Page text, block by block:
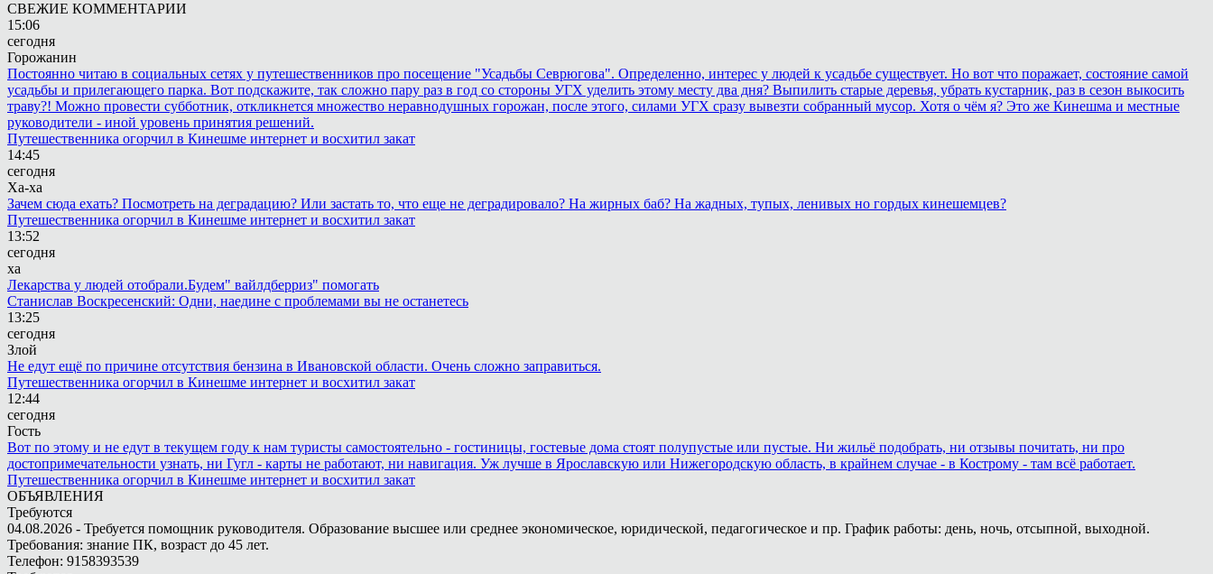
СВЕЖИЕ КОММЕНТАРИИ
15:06
сегодня
Горожанин
Постоянно читаю в социальных сетях у путешественников про посещение "Усадьбы Севрюгова". Определенно, интерес у людей к усадьбе существует. Но вот что поражает, состояние самой
усадьбы и прилегающего парка. Вот подскажите, так сложно пару раз в год со стороны УГХ уделить этому месту два дня? Выпилить старые деревья, убрать кустарник, раз в сезон выкосить
траву?! Можно провести субботник, откликнется множество неравнодушных горожан, после этого, силами УГХ сразу вывезти собранный мусор. Хотя о чём я? Это же Кинешма и местные
руководители - иной уровень принятия решений.
Путешественника огорчил в Кинешме интернет и восхитил закат
14:45
сегодня
Ха-ха
Зачем сюда ехать? Посмотреть на деградацию? Или застать то, что еще не деградировало? На жирных баб? На жадных, тупых, ленивых но гордых кинешемцев?
Путешественника огорчил в Кинешме интернет и восхитил закат
13:52
сегодня
ха
Лекарства у людей отобрали.Будем" вайлдберриз" помогать
Станислав Воскресенский: Одни, наедине с проблемами вы не останетесь
13:25
сегодня
Злой
Не едут ещё по причине отсутствия бензина в Ивановской области. Очень сложно заправиться.
Путешественника огорчил в Кинешме интернет и восхитил закат
12:44
сегодня
Гость
Вот по этому и не едут в текущем году к нам туристы самостоятельно - гостиницы, гостевые дома стоят полупустые или пустые. Ни жильё подобрать, ни отзывы почитать, ни про
достопримечательности узнать, ни Гугл - карты не работают, ни навигация. Уж лучше в Ярославскую или Нижегородскую область, в крайнем случае - в Кострому - там всё работает.
Путешественника огорчил в Кинешме интернет и восхитил закат
ОБЪЯВЛЕНИЯ
Требуются
04.08.2026 - Требуется помощник руководителя. Образование высшее или среднее экономическое, юридической, педагогическое и пр. График работы: день, ночь, отсыпной, выходной.
Требования: знание ПК, возраст до 45 лет.
Телефон: 9158393539